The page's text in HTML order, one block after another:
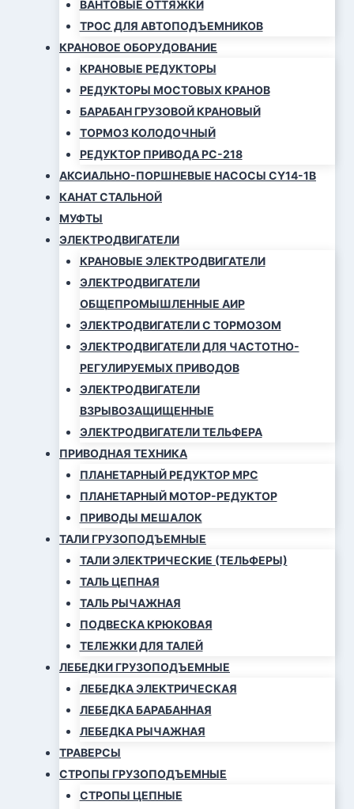
ВАНТОВЫЕ ОТТЯЖКИ
ТРОС ДЛЯ АВТОПОДЪЕМНИКОВ
КРАНОВОЕ ОБОРУДОВАНИЕ
КРАНОВЫЕ РЕДУКТОРЫ
РЕДУКТОРЫ МОСТОВЫХ КРАНОВ
БАРАБАН ГРУЗОВОЙ КРАНОВЫЙ
ТОРМОЗ КОЛОДОЧНЫЙ
РЕДУКТОР ПРИВОДА РС-218
АКСИАЛЬНО-ПОРШНЕВЫЕ НАСОСЫ CY14-1B
КАНАТ СТАЛЬНОЙ
МУФТЫ
ЭЛЕКТРОДВИГАТЕЛИ
КРАНОВЫЕ ЭЛЕКТРОДВИГАТЕЛИ
ЭЛЕКТРОДВИГАТЕЛИ
ОБЩЕПРОМЫШЛЕННЫЕ АИР
ЭЛЕКТРОДВИГАТЕЛИ С ТОРМОЗОМ
ЭЛЕКТРОДВИГАТЕЛИ ДЛЯ ЧАСТОТНО-
РЕГУЛИРУЕМЫХ ПРИВОДОВ
ЭЛЕКТРОДВИГАТЕЛИ
ВЗРЫВОЗАЩИЩЕННЫЕ
ЭЛЕКТРОДВИГАТЕЛИ ТЕЛЬФЕРА
ПРИВОДНАЯ ТЕХНИКА
ПЛАНЕТАРНЫЙ РЕДУКТОР МРС
ПЛАНЕТАРНЫЙ МОТОР-РЕДУКТОР
ПРИВОДЫ МЕШАЛОК
ТАЛИ ГРУЗОПОДЪЕМНЫЕ
ТАЛИ ЭЛЕКТРИЧЕСКИЕ (ТЕЛЬФЕРЫ)
ТАЛЬ ЦЕПНАЯ
ТАЛЬ РЫЧАЖНАЯ
ПОДВЕСКА КРЮКОВАЯ
ТЕЛЕЖКИ ДЛЯ ТАЛЕЙ
ЛЕБЕДКИ ГРУЗОПОДЪЕМНЫЕ
ЛЕБЕДКА ЭЛЕКТРИЧЕСКАЯ
ЛЕБЕДКА БАРАБАННАЯ
ЛЕБЕДКА РЫЧАЖНАЯ
ТРАВЕРСЫ
СТРОПЫ ГРУЗОПОДЪЕМНЫЕ
СТРОПЫ ЦЕПНЫЕ